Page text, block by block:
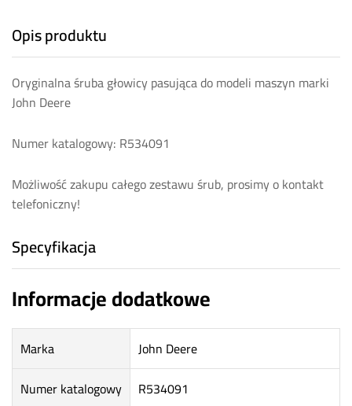
Opis produktu
Oryginalna śruba głowicy pasująca do modeli maszyn marki
John Deere
Numer katalogowy: R534091
Możliwość zakupu całego zestawu śrub, prosimy o kontakt
telefoniczny!
Specyfikacja
Informacje dodatkowe
Marka
John Deere
Numer katalogowy
R534091